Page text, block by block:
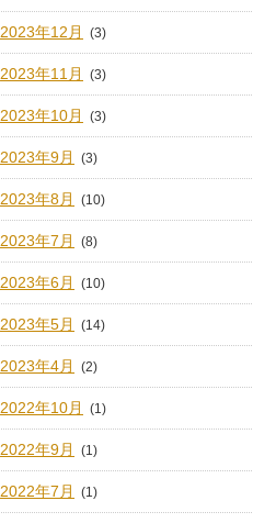
2023年12月 (3)
2023年11月 (3)
2023年10月 (3)
2023年9月 (3)
2023年8月 (10)
2023年7月 (8)
2023年6月 (10)
2023年5月 (14)
2023年4月 (2)
2022年10月 (1)
2022年9月 (1)
2022年7月 (1)